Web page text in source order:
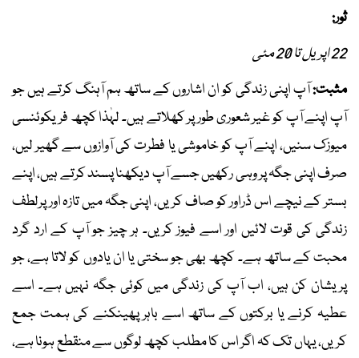
ثور:
22 اپریل تا 20 مئی
مثبت:آپ اپنی زندگی کو ان اشاروں کے ساتھ ہم آہنگ کرتے ہیں جو
آپ اپنے آپ کو غیر شعوری طور پر کھلاتے ہیں۔ لہٰذا کچھ فریکوئنسی
میوزک سنیں، اپنے آپ کو خاموشی یا فطرت کی آوازوں سے گھیر لیں،
صرف اپنی جگہ پر وہی رکھیں جسے آپ دیکھنا پسند کرتے ہیں، اپنے
بستر کے نیچے اس ڈراور کو صاف کریں، اپنی جگہ میں تازہ اور پرلطف
زندگی کی قوت لائیں اور اسے فیوز کریں۔ ہر چیز جو آپ کے ارد گرد
محبت کے ساتھ ہے۔ کچھ بھی جو سختی یا ان یادوں کو لاتا ہے، جو
پریشان کن ہیں، اب آپ کی زندگی میں کوئی جگہ نہیں ہے۔ اسے
عطیہ کرنے یا برکتوں کے ساتھ اسے باہر پھینکنے کی ہمت جمع
کریں، یہاں تک کہ اگر اس کا مطلب کچھ لوگوں سے منقطع ہونا ہے،